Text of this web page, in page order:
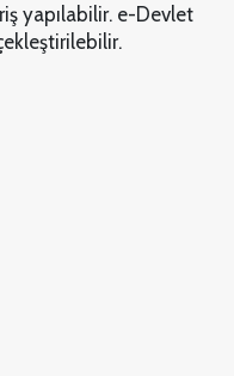
yapılabilir. e-Devlet